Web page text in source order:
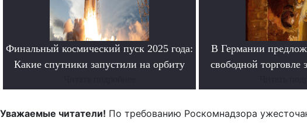
Финальный космический пуск 2025 года:
Какие спутники запустили на орбиту
В Германии
свободной торговле
Уважаемые читатели! По требованию Роскомнадзора